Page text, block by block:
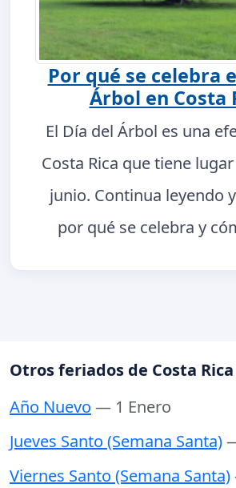
Por qué se celebra
Árbol en Costa
El Día del Árbol es una
Costa Rica que tiene
junio. Continua leyendo
por qué se celebra y
Otros feriados de Costa Rica
Año Nuevo — 1 Enero
Jueves Santo (Semana Santa)
Viernes Santo (Semana Santa)